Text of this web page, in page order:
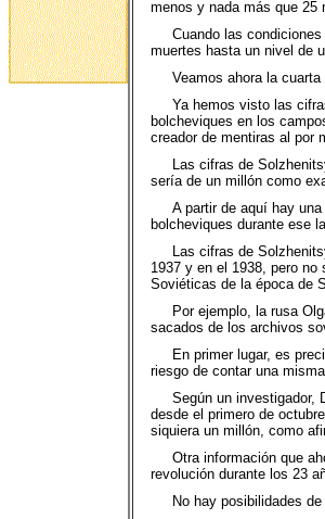
menos y nada más que 25
Cuando las
muertes hasta un nivel de
Veamos ahora la
Ya hemos visto las
bolcheviques en los
creador de mentiras al por
Las cifras de
sería de un millón como
A partir de aquí hay
bolcheviques durante ese
Las cifras de
1937 y en el 1938, pero
Soviéticas de la época de
Por ejemplo, la rusa
sacados de los archivos
En primer lugar, es
riesgo de contar una
Según un investigador,
desde el primero de
siquiera un millón, como
Otra información que
revolución durante los 23
No hay posibilidades